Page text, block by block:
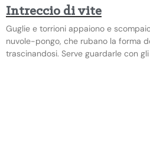
Intreccio di vite
Guglie e torrioni appaiono e
nuvole-pongo, che rubano la forma
trascinandosi. Serve guardarle con gli